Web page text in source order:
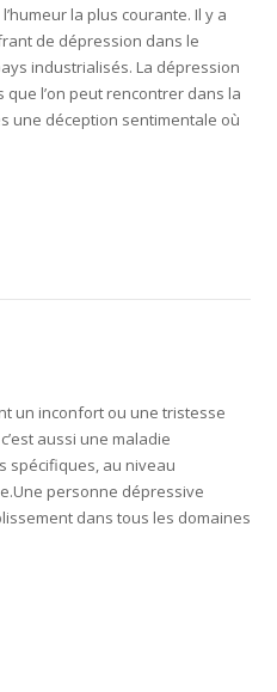
la plus courante. Il y a
de dépression dans le
industrialisés. La dépression
l’on peut rencontrer dans la
une déception sentimentale où
un inconfort ou une tristesse
aussi une maladie
spécifiques, au niveau
personne dépressive
dans tous les domaines